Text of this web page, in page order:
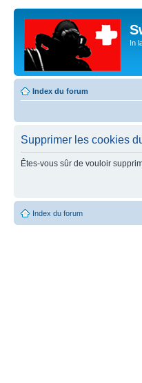
In
Index du forum
Supprimer les cookies
Êtes-vous sûr de vouloir
Index du forum